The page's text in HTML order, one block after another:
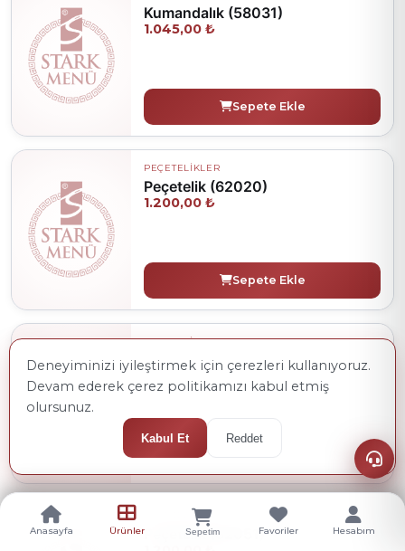
Kumandalık (58031)
1.045,00 ₺
Sepete Ekle
PEÇETELİKLER
Peçetelik (62020)
1.200,00 ₺
Sepete Ekle
PEÇETELİKLER
Peçetelik (62031)
1.200,00 ₺
PEÇETELİKLER
Peçetelik (62051)
Anasayfa Ürünler Sepetim Favoriler Hesabım
Deneyiminizi iyileştirmek için çerezleri kullanıyoruz.
Devam ederek çerez politikamızı kabul etmiş
olursunuz.
Kabul Et Reddet